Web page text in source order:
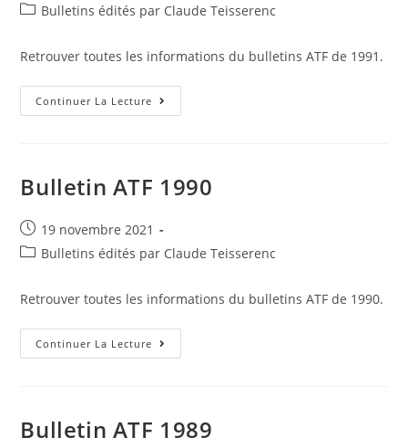
published:
PostBulletins édités par Claude Teisserenc
Retrouver toutes les informations du bulletins ATF de 1991.
Continuer La Lecture Bulletin
ATF
Bulletin ATF 1990
Post
published:
19 novembre 2021
PostBulletins édités par Claude Teisserenc
Retrouver toutes les informations du bulletins ATF de 1990.
Continuer La Lecture Bulletin
ATF
Bulletin ATF 1989